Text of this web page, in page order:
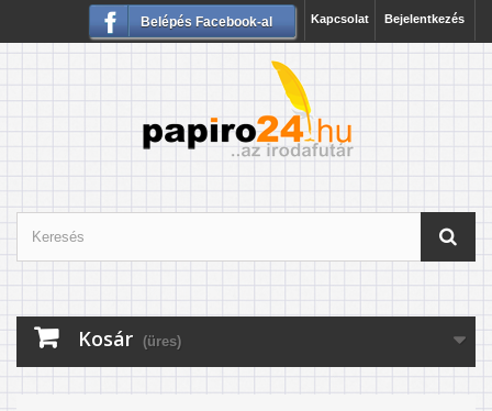
Bejelentkezés
Kapcsolat
Belépés Facebook-al
Kosár (üres)